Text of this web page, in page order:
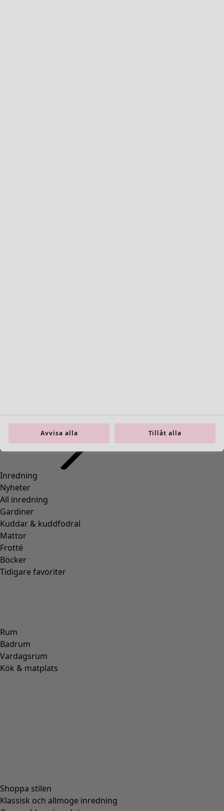
Inredning
Nyheter
All inredning
Gardiner
Kuddar & kuddfodral
Mattor
Frotté
Böcker
Tidigare favoriter
Rum
Badrum
Vardagsrum
Kök & matplats
Shoppa stilen
Klassisk och allmoge inredning
Avvisa alla Tillåt alla